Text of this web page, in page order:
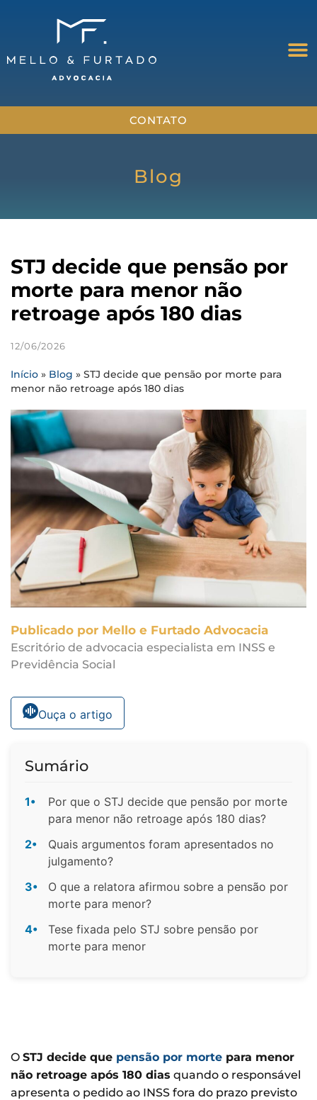
CONTATO
Blog
STJ decide que pensão por
morte para menor não
retroage após 180 dias
12/06/2026
Início » Blog » STJ decide que pensão por morte para
menor não retroage após 180 dias
Publicado por Mello e Furtado Advocacia
Escritório de advocacia especialista em INSS e
Previdência Social
Ouça o artigo
Sumário
1•
Por que o STJ decide que pensão por morte
para menor não retroage após 180 dias?
2•
Quais argumentos foram apresentados no
julgamento?
3•
O que a relatora afirmou sobre a pensão por
morte para menor?
4•
Tese fixada pelo STJ sobre pensão por
morte para menor
O STJ decide que pensão por morte para menor
não retroage após 180 dias quando o responsável
apresenta o pedido ao INSS fora do prazo previsto